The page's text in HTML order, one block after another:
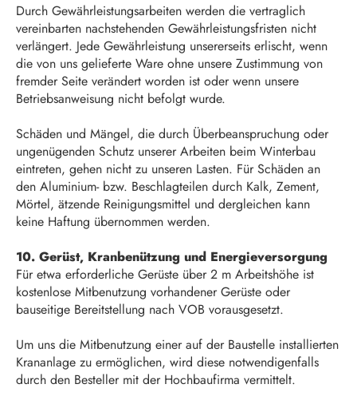
Durch Gewährleistungsarbeiten werden die vertraglich
vereinbarten nachstehenden Gewährleistungsfristen nicht
verlängert. Jede Gewährleistung unsererseits erlischt, wenn
die von uns gelieferte Ware ohne unsere Zustimmung von
fremder Seite verändert worden ist oder wenn unsere
Betriebsanweisung nicht befolgt wurde.
Schäden und Mängel, die durch Überbeanspruchung oder
ungenügenden Schutz unserer Arbeiten beim Winterbau
eintreten, gehen nicht zu unseren Lasten. Für Schäden an
den Aluminium- bzw. Beschlagteilen durch Kalk, Zement,
Mörtel, ätzende Reinigungsmittel und dergleichen kann
keine Haftung übernommen werden.
10. Gerüst, Kranbenützung und Energieversorgung
Für etwa erforderliche Gerüste über 2 m Arbeitshöhe ist
kostenlose Mitbenutzung vorhandener Gerüste oder
bauseitige Bereitstellung nach VOB vorausgesetzt.
Um uns die Mitbenutzung einer auf der Baustelle installierten
Krananlage zu ermöglichen, wird diese notwendigenfalls
durch den Besteller mit der Hochbaufirma vermittelt.